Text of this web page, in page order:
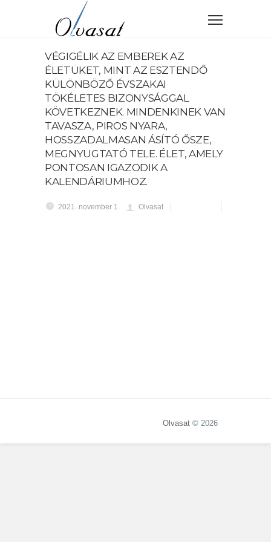
VÉGIGÉLIK AZ EMBEREK AZ
ÉLETÜKET, MINT AZ ESZTENDŐ
KÜLÖNBÖZŐ ÉVSZAKAI
TÖKÉLETES BIZONYSÁGGAL
KÖVETKEZNEK. MINDENKINEK VAN
TAVASZA, PIROS NYARA,
HOSSZADALMASAN ÁSÍTÓ ŐSZE,
MEGNYUGTATÓ TELE. ÉLET, AMELY
PONTOSAN IGAZODIK A
KALENDÁRIUMHOZ.
2021. november 1. Olvasat
Olvasat © 2026